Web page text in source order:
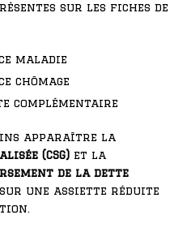
sur les fiches de
maladie
chômage
complémentaire
apparaître la
(CSG) et la
de la dette
sur une assiette réduite